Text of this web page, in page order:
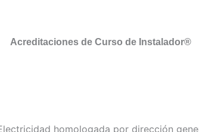
Acreditaciones de Curso de Instalador®